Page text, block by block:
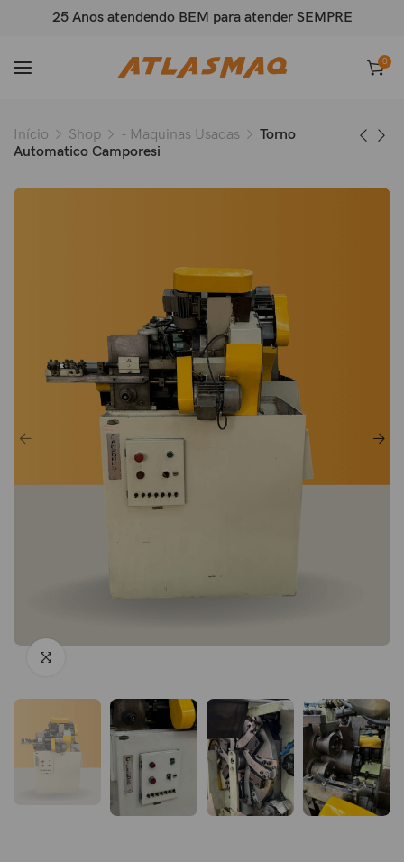
25 Anos atendendo BEM para atender SEMPRE
0
Início Shop - Maquinas Usadas
Torno
Automatico Camporesi